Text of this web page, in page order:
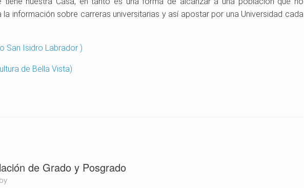
información sobre carreras universitarias y así apostar por una Universidad cada
San Isidro Labrador )
de Bella Vista)
de Grado y Posgrado
by